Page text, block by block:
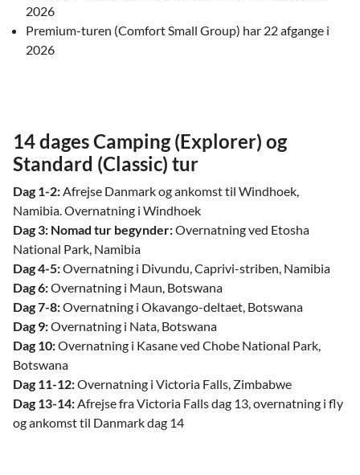
2026
Premium-turen (Comfort Small Group) har 22 afgange i
2026
14 dages Camping (Explorer) og
Standard (Classic) tur
Dag 1-2:Afrejse Danmark og ankomst til Windhoek,
Namibia. Overnatning i Windhoek
Dag 3: Nomad tur begynder:Overnatning ved Etosha
National Park, Namibia
Dag 4-5:Overnatning i Divundu, Caprivi-striben, Namibia
Dag 6:Overnatning i Maun, Botswana
Dag 7-8:Overnatning i Okavango-deltaet, Botswana
Dag 9:Overnatning i Nata, Botswana
Dag 10:Overnatning i Kasane ved Chobe National Park,
Botswana
Dag 11-12:Overnatning i Victoria Falls, Zimbabwe
Dag 13-14:Afrejse fra Victoria Falls dag 13, overnatning i fly
og ankomst til Danmark dag 14